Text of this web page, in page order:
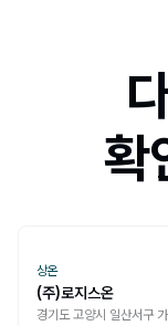
확
상온
(주)로지스온
경기도 고양시 일산서구